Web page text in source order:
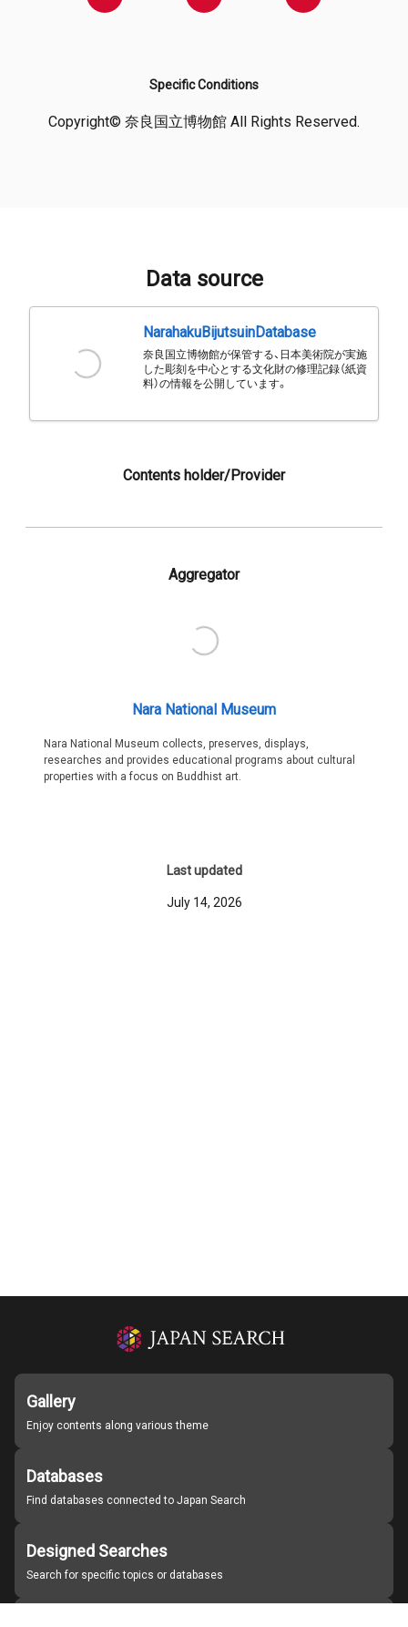
Specific Conditions
Copyright© 奈良国立博物館 All Rights Reserved.
Data source
NarahakuBijutsuinDatabase
奈良国立博物館が保管する、日本美術院が実施
した彫刻を中心とする文化財の修理記録（紙資
料）の情報を公開しています。
Contents holder/Provider
Aggregator
Nara National Museum
Nara National Museum collects, preserves, displays,
researches and provides educational programs about cultural
properties with a focus on Buddhist art.
Last updated
July 14, 2026
Gallery
Enjoy contents along various theme
Databases
Find databases connected to Japan Search
Designed Searches
Search for specific topics or databases